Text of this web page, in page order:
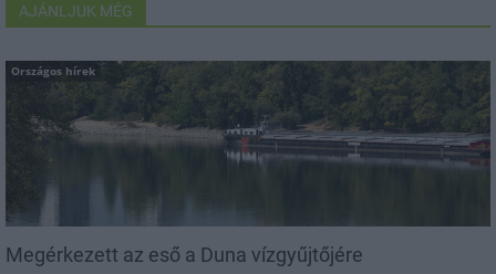
AJÁNLJUK MÉG
Országos hírek
Megérkezett az eső a Duna vízgyűjtőjére